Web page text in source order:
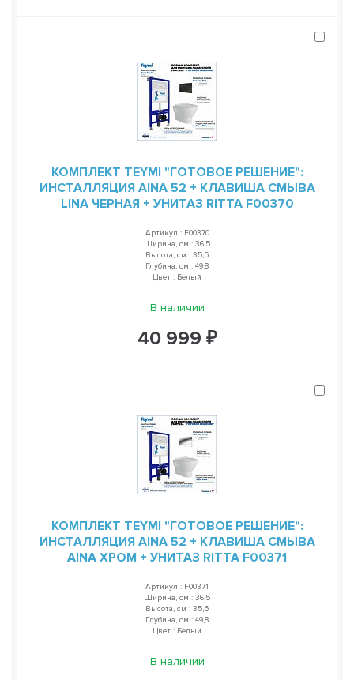
КОМПЛЕКТ TEYMI "ГОТОВОЕ РЕШЕНИЕ":
ИНСТАЛЛЯЦИЯ AINA 52 + КЛАВИША СМЫВА
LINA ЧЕРНАЯ + УНИТАЗ RITTA F00370
Артикул : F00370
Ширина, см : 36,5
Высота, см : 35,5
Глубина, см : 49,8
Цвет : Белый
В наличии
40 999 ₽
КОМПЛЕКТ TEYMI "ГОТОВОЕ РЕШЕНИЕ":
ИНСТАЛЛЯЦИЯ AINA 52 + КЛАВИША СМЫВА
AINA ХРОМ + УНИТАЗ RITTA F00371
Артикул : F00371
Ширина, см : 36,5
Высота, см : 35,5
Глубина, см : 49,8
Цвет : Белый
В наличии